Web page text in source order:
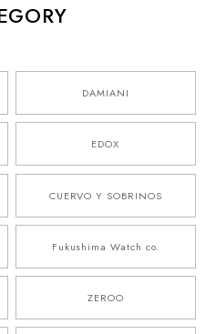
DAMIANI
EDOX
CUERVO Y SOBRINOS
Fukushima Watch co.
ZEROO